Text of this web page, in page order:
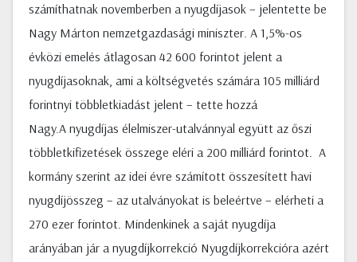
számíthatnak novemberben a nyugdíjasok – jelentette be
Nagy Márton nemzetgazdasági miniszter. A 1,5%-os
évközi emelés átlagosan 42 600 forintot jelent a
nyugdíjasoknak, ami a költségvetés számára 105 milliárd
forintnyi többletkiadást jelent – tette hozzá
Nagy.A nyugdíjas élelmiszer-utalvánnyal együtt az őszi
többletkifizetések összege eléri a 200 milliárd forintot. A
kormány szerint az idei évre számított összesített havi
nyugdíjösszeg – az utalványokat is beleértve – elérheti a
270 ezer forintot. Mindenkinek a saját nyugdíja
arányában jár a nyugdíjkorrekció Nyugdíjkorrekcióra azért